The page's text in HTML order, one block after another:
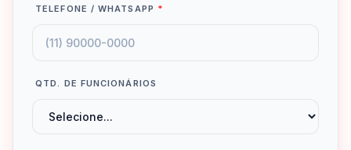
TELEFONE / WHATSAPP *
QTD. DE FUNCIONÁRIOS